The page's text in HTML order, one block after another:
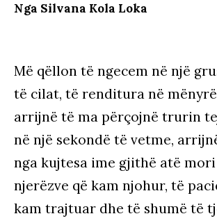
Nga Silvana Kola Loka
Më qëllon të ngecem në një
të cilat, të renditura në
arrijnë të ma përçojnë trurin
në një sekondë të vetme,
nga kujtesa ime gjithë atë
njerëzve që kam njohur, të
kam trajtuar dhe të shumë të